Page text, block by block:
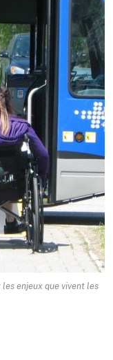
enjeux que vivent les